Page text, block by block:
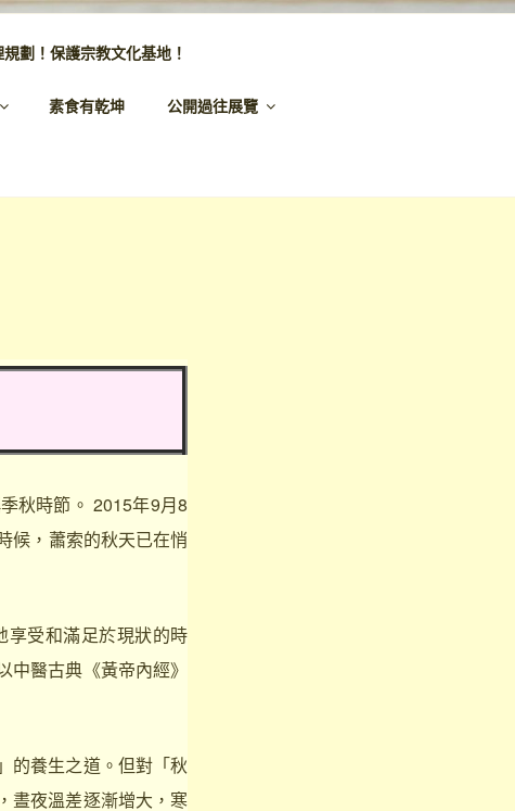
劃！保護宗教文化基地！
素食有乾坤 公開過往展覽
秋時節。 2015年9月8
候，蕭索的秋天已在悄
受和滿足於現狀的時
醫古典《黃帝內經》
養生之道。但對「秋
晝夜溫差逐漸增大，寒